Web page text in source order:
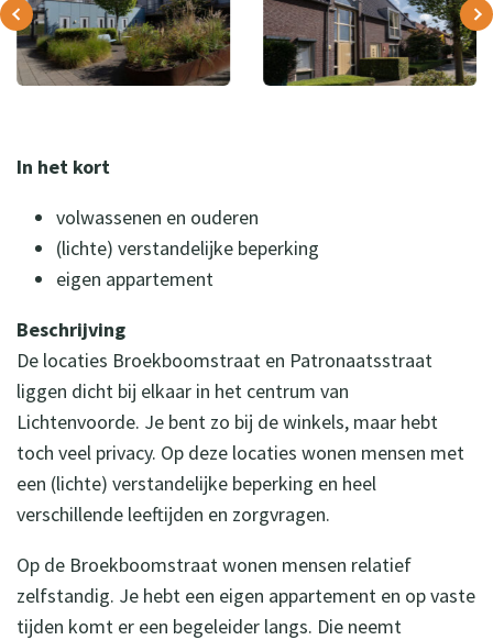
In het kort
volwassenen en ouderen
(lichte) verstandelijke beperking
eigen appartement
Beschrijving
De locaties Broekboomstraat en Patronaatsstraat
liggen dicht bij elkaar in het centrum van
Lichtenvoorde. Je bent zo bij de winkels, maar hebt
toch veel privacy. Op deze locaties wonen mensen met
een (lichte) verstandelijke beperking en heel
verschillende leeftijden en zorgvragen.
Op de Broekboomstraat wonen mensen relatief
zelfstandig. Je hebt een eigen appartement en op vaste
tijden komt er een begeleider langs. Die neemt